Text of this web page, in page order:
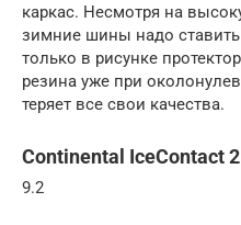
каркас. Несмотря на
зимние шины надо
только в рисунке
резина уже при
теряет все свои качества.
Continental IceContact 2
9.2